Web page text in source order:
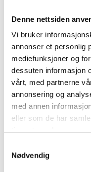
Denne nettsiden
Vi bruker
annonser et personlig
mediefunksjoner og
dessuten informasjon
vårt, med partnerne
annonsering og
med annen
eller som de har
Nødvendig
Daglig leder: Mona
Epost:
Hjemmeside
Facebook
Kyststreif
VÅR HISTORIE
Vårt sted fikk navnet
dette det har vært for vår
ladestasjon for kropp og
Skog, strand og svaberg
omgivelsene.